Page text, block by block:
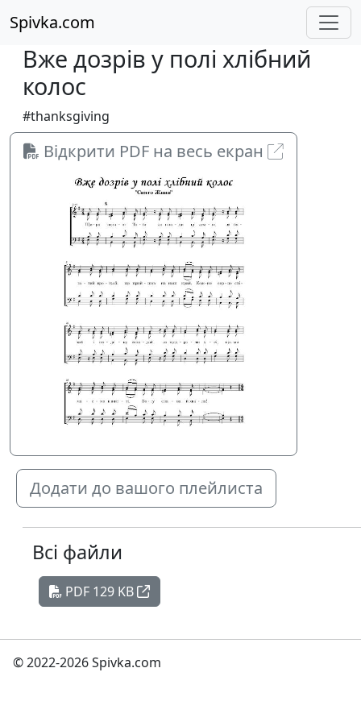
Spivka.com
Вже дозрів у полі хлібний
колос
#thanksgiving
Відкрити PDF на весь екран
Додати до вашого плейлиста
Всі файли
PDF 129 KB
© 2022-2026 Spivka.com